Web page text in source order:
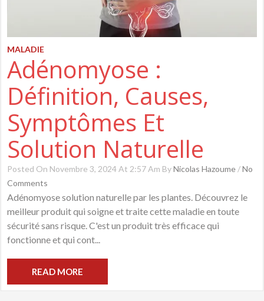
MALADIE
Adénomyose :
Définition, Causes,
Symptômes Et
Solution Naturelle
Posted On Novembre 3, 2024 At 2:57 Am ByNicolas Hazoume /No
Comments
Adénomyose solution naturelle par les plantes. Découvrez le
meilleur produit qui soigne et traite cette maladie en toute
sécurité sans risque. C'est un produit très efficace qui
fonctionne et qui cont...
READ MORE